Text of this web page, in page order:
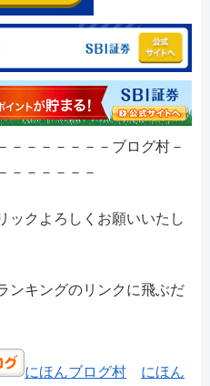
－－－－－－－ブログ村－
－－－－－－
ックよろしくお願いいたし
ンキングのリンクに飛ぶだ
にほんブログ村 にほん